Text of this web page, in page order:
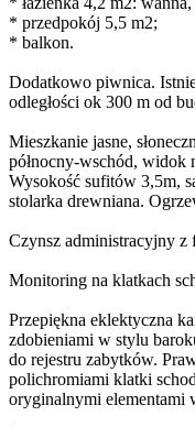
* przedpokój 5,5 m2;
* balkon.
Dodatkowo piwnica.
odległości ok 300 m od
Mieszkanie jasne,
północny-wschód, widok
Wysokość sufitów 3,5m,
stolarka drewniana.
Czynsz administracyjny z
Monitoring na klatkach
Przepiękna eklektyczna
zdobieniami w stylu
do rejestru zabytków.
polichromiami klatki
oryginalnymi elementami